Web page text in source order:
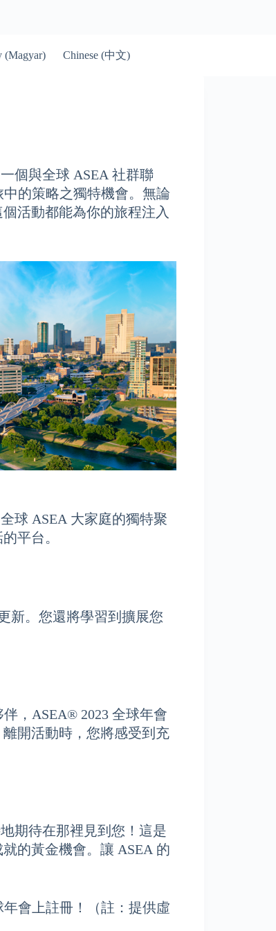
(Magyar) Chinese (中文)
個與全球 ASEA 社群聯
的策略之獨特機會。無論
活動都能為你的旅程注入
球 ASEA 大家庭的獨特聚
平台。
新。您還將學習到擴展您
，ASEA® 2023 全球年會
開活動時，您將感受到充
期待在那裡見到您！這是
的黃金機會。讓 ASEA 的
會上註冊！（註：提供虛